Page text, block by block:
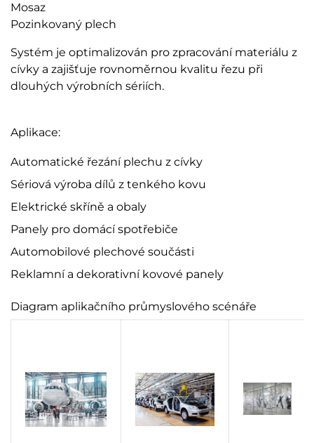
Mosaz
Pozinkovaný plech
Systém je optimalizován pro zpracování materiálu z
cívky a zajišťuje rovnoměrnou kvalitu řezu při
dlouhých výrobních sériích.
Aplikace:
Automatické řezání plechu z cívky
Sériová výroba dílů z tenkého kovu
Elektrické skříně a obaly
Panely pro domácí spotřebiče
Automobilové plechové součásti
Reklamní a dekorativní kovové panely
Diagram aplikačního průmyslového scénáře